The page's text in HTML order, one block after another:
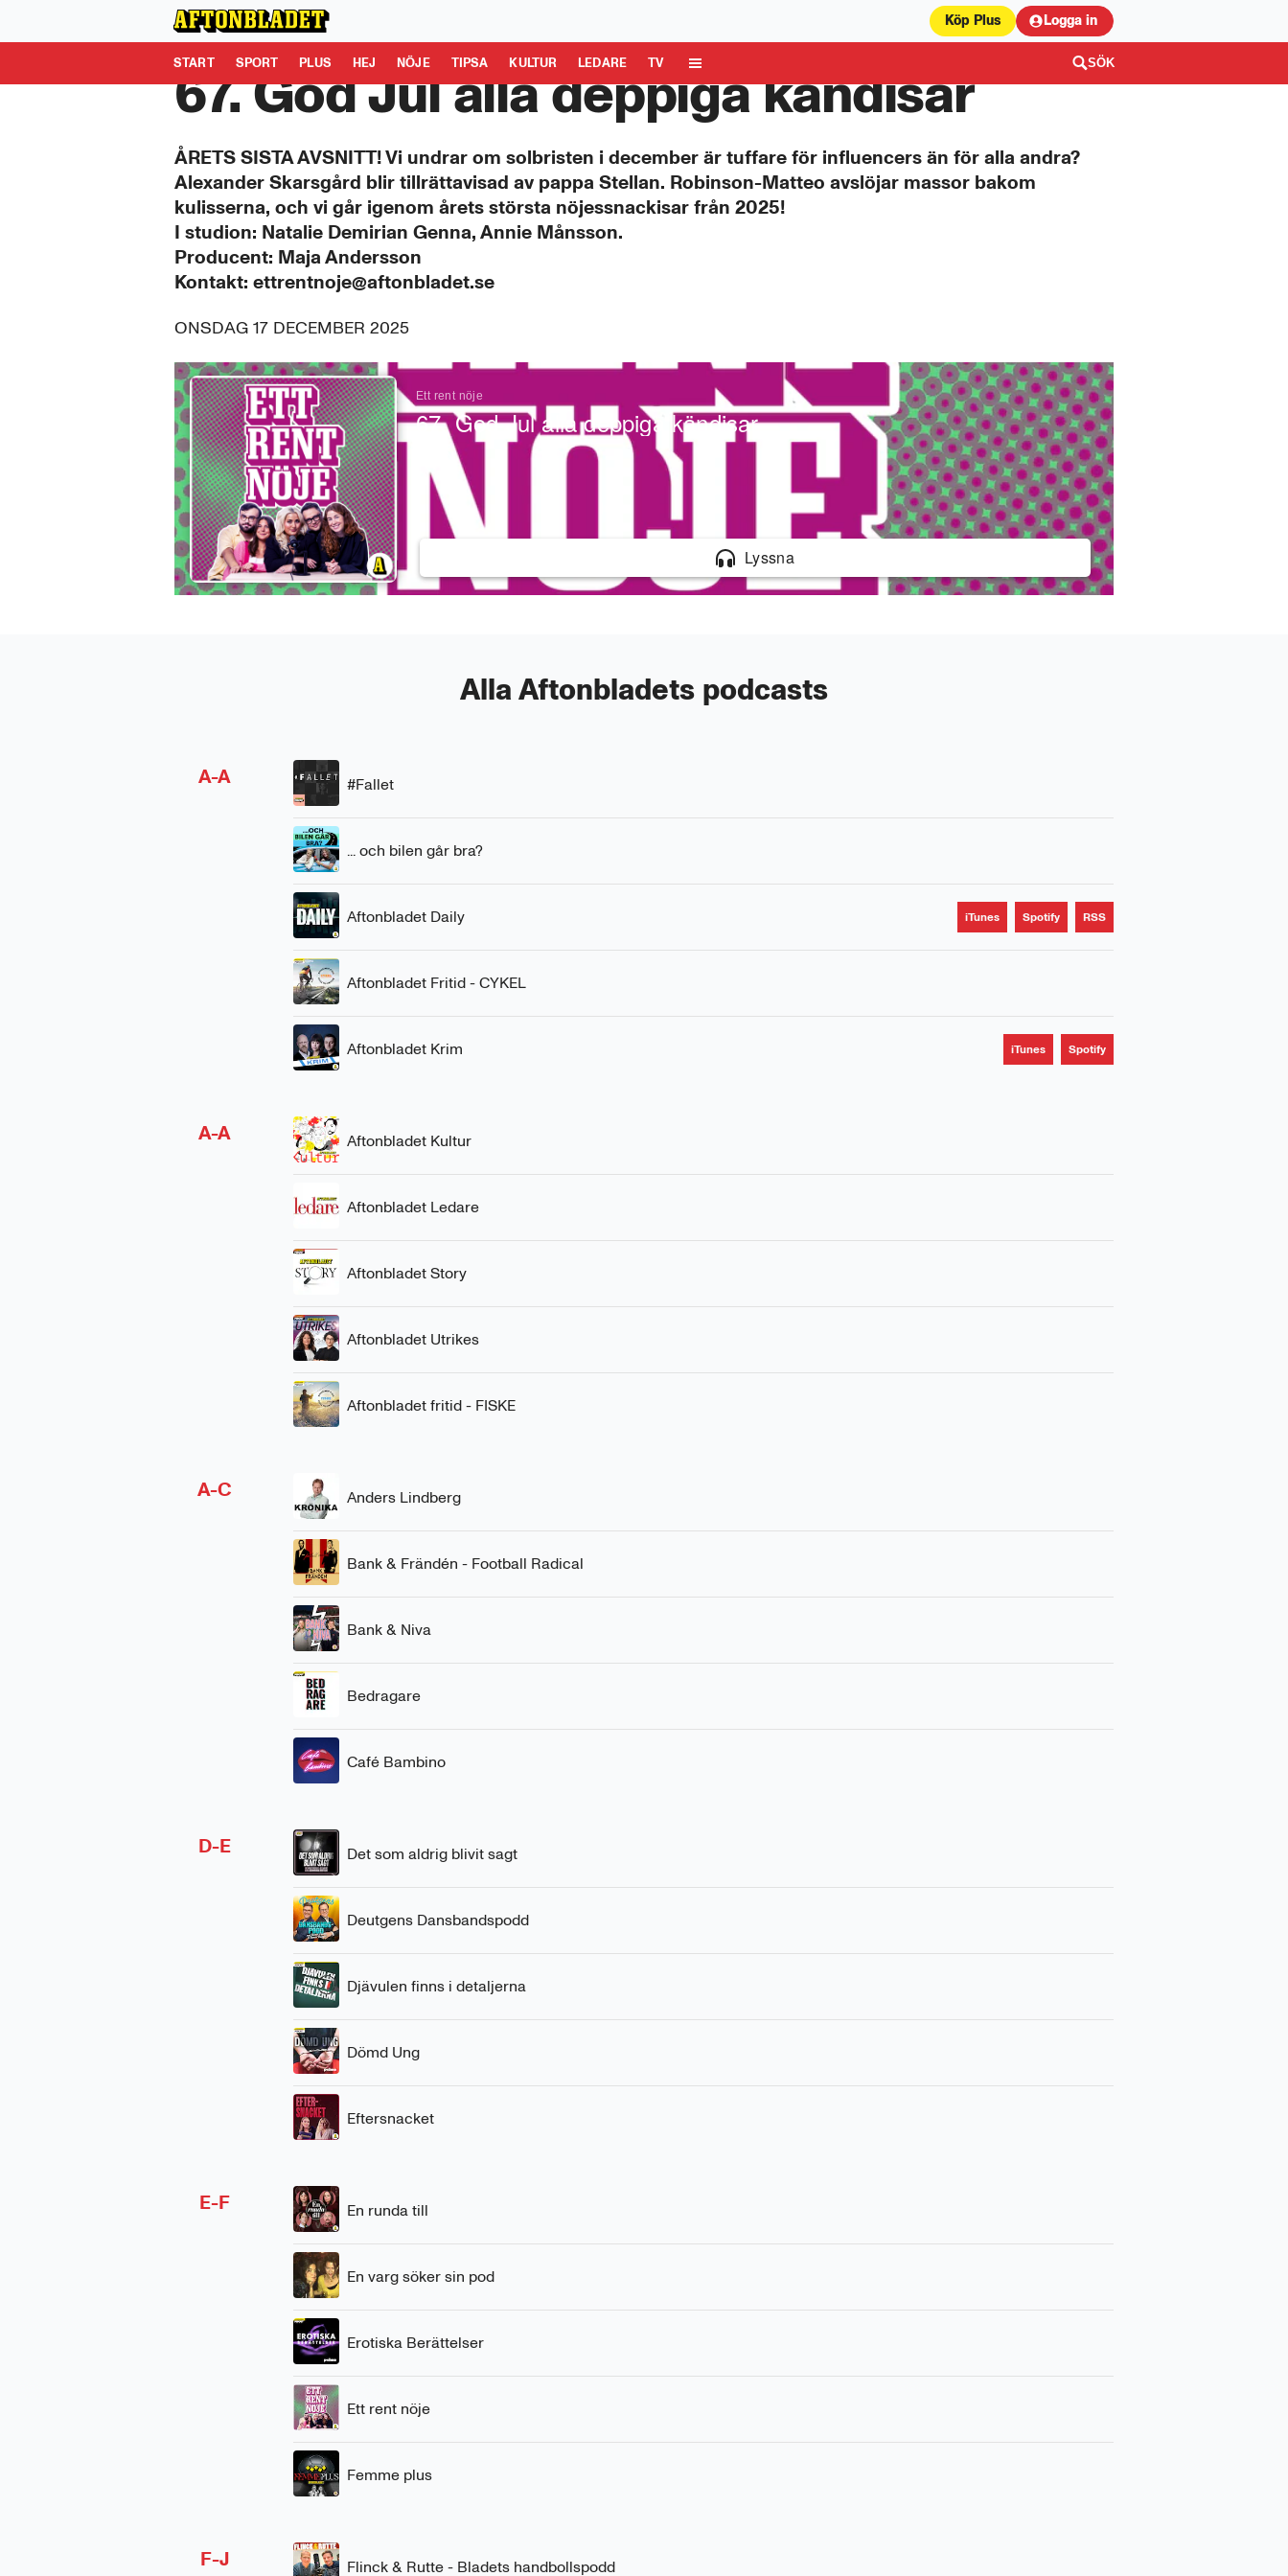
Köp Plus Logga in
START SPORT PLUS HEJ NÖJE TIPSA KULTUR LEDARE TV SÖK
Aftonbladet är en del av Schibsted Media.
67. God Jul alla deppiga kändisar
ÅRETS SISTA AVSNITT! Vi undrar om solbristen i december är tuffare för influencers än för alla andra?
Alexander Skarsgård blir tillrättavisad av pappa Stellan. Robinson-Matteo avslöjar massor bakom
kulisserna, och vi går igenom årets största nöjessnackisar från 2025!
I studion: Natalie Demirian Genna, Annie Månsson.
Producent: Maja Andersson
Kontakt: ettrentnoje@aftonbladet.se
ONSDAG 17 DECEMBER 2025
67. God Jul alla deppiga kändisar
Ett rent nöje
0
seconds
of
0
secondsVolume
90%
Alla Aftonbladets podcasts
A-A #Fallet
... och bilen går bra?
Aftonbladet Daily iTunes Spotify RSS
Aftonbladet Fritid - CYKEL
Aftonbladet Krim iTunes Spotify
A-A Aftonbladet Kultur
Aftonbladet Ledare
Aftonbladet Story
Aftonbladet Utrikes
Aftonbladet fritid - FISKE
A-C Anders Lindberg
Bank & Frändén - Football Radical
Bank & Niva
Bedragare
Café Bambino
D-E Det som aldrig blivit sagt
Deutgens Dansbandspodd
Djävulen finns i detaljerna
Dömd Ung
Eftersnacket
E-F En runda till
En varg söker sin pod
Erotiska Berättelser
Ett rent nöje
Femme plus
F-J Flinck & Rutte - Bladets handbollspodd